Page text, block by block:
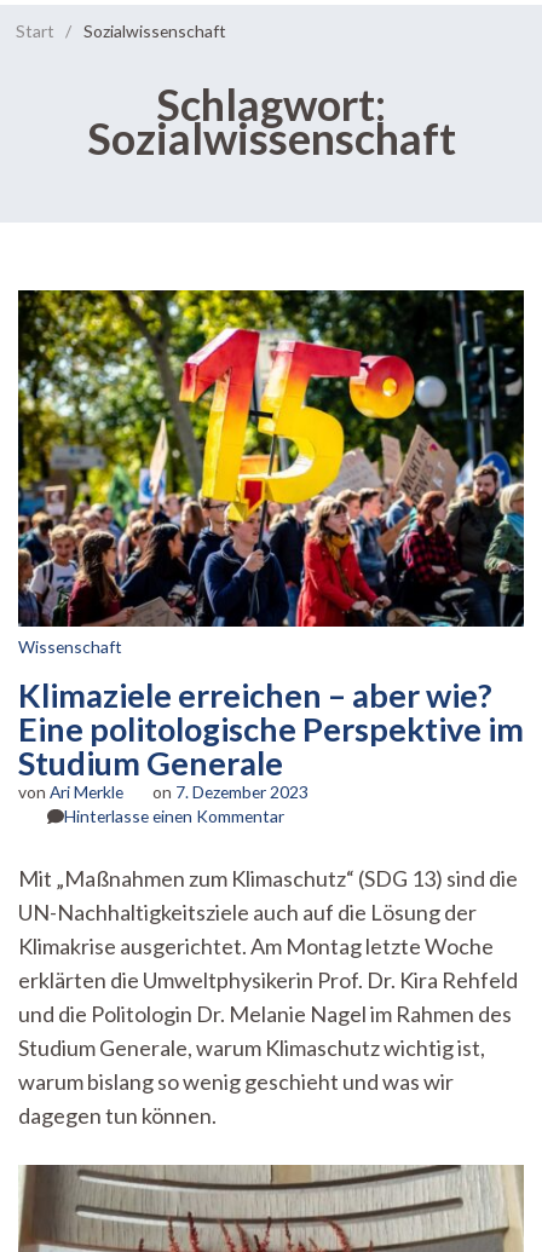
Start / Sozialwissenschaft
Schlagwort:
Sozialwissenschaft
Wissenschaft
Klimaziele erreichen – aber wie?
Eine politologische Perspektive im
Studium Generale
von Ari Merkle on 7. Dezember 2023
Hinterlasse einen Kommentarzu
–
aber
wie?
Eine
politologische
Perspektive
Studium
Generale
Mit „Maßnahmen zum Klimaschutz“ (SDG 13) sind die
UN-Nachhaltigkeitsziele auch auf die Lösung der
Klimakrise ausgerichtet. Am Montag letzte Woche
erklärten die Umweltphysikerin Prof. Dr. Kira Rehfeld
und die Politologin Dr. Melanie Nagel im Rahmen des
Studium Generale, warum Klimaschutz wichtig ist,
warum bislang so wenig geschieht und was wir
dagegen tun können.